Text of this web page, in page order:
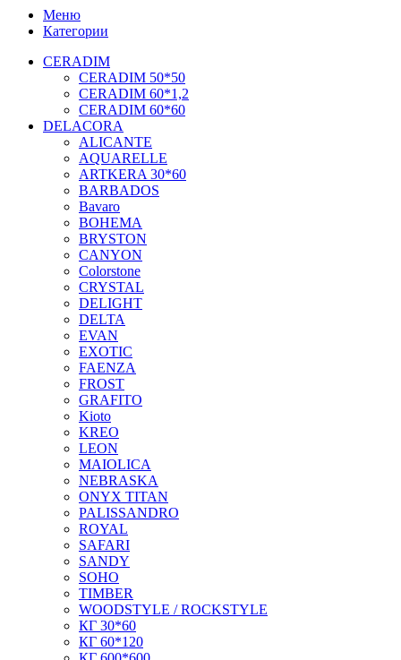
Меню
Категории
CERADIM
CERADIM 50*50
CERADIM 60*1,2
CERADIM 60*60
DELACORA
ALICANTE
AQUARELLE
ARTKERA 30*60
BARBADOS
Bavaro
BOHEMA
BRYSTON
CANYON
Colorstone
CRYSTAL
DELIGHT
DELTA
EVAN
EXOTIC
FAENZA
FROST
GRAFITO
Kioto
KREO
LEON
MAIOLICA
NEBRASKA
ONYX TITAN
PALISSANDRO
ROYAL
SAFARI
SANDY
SOHO
TIMBER
WOODSTYLE / ROCKSTYLE
КГ 30*60
КГ 60*120